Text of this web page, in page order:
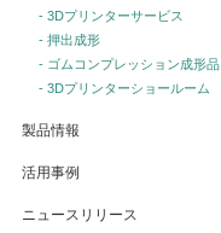
- 3Dプリンターサービス
- 押出成形
- ゴムコンプレッション成形品
- 3Dプリンターショールーム
製品情報
活用事例
ニュースリリース